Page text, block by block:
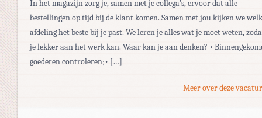
In het magazijn zorg je, samen met je collega’s, ervoor dat alle
bestellingen op tijd bij de klant komen. Samen met jou kijken we
afdeling het beste bij je past. We leren je alles wat je moet weten,
je lekker aan het werk kan. Waar kan je aan denken? •
goederen controleren;• […]
Meer over deze